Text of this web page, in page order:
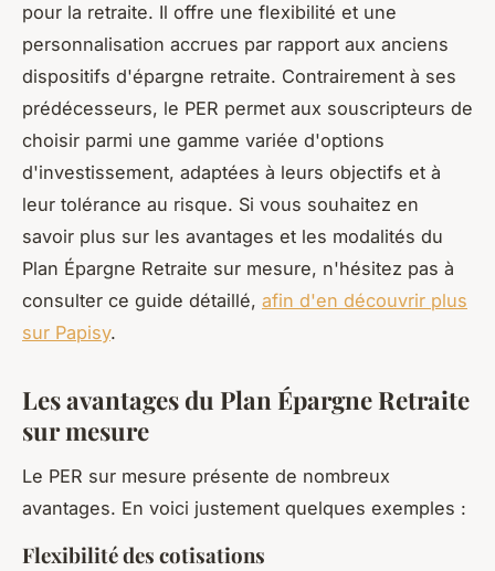
pour la retraite. Il offre une flexibilité et une
personnalisation accrues par rapport aux anciens
dispositifs d'épargne retraite. Contrairement à ses
prédécesseurs, le PER permet aux souscripteurs de
choisir parmi une gamme variée d'options
d'investissement, adaptées à leurs objectifs et à
leur tolérance au risque. Si vous souhaitez en
savoir plus sur les avantages et les modalités du
Plan Épargne Retraite sur mesure, n'hésitez pas à
consulter ce guide détaillé, afin d'en découvrir plus
sur Papisy.
Les avantages du Plan Épargne Retraite
sur mesure
Le PER sur mesure présente de nombreux
avantages. En voici justement quelques exemples :
Flexibilité des cotisations